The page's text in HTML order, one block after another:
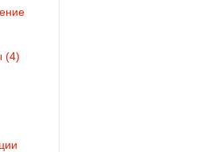
(4)